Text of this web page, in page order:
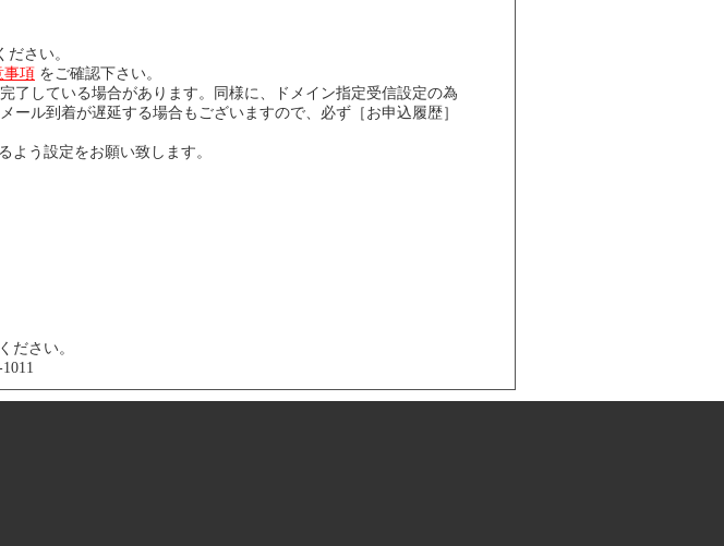
さい。
事項 をご確認下さい。
している場合があります。同様に、ドメイン指定受信設定の為
ル到着が遅延する場合もございますので、必ず［お申込履歴］
よう設定をお願い致します。
ださい。